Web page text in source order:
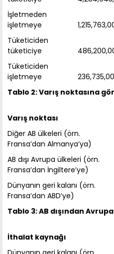
İşletmeden
işletmeye
Tüketiciden
tüketiciye
Tüketiciden
işletmeye
Tablo 2: Varış noktasına
Varış noktası
Diğer AB ülkeleri (örn.
Fransa’dan Almanya’ya)
AB dışı Avrupa ülkeleri (örn.
Fransa’dan İngiltere’ye)
Dünyanın geri kalanı (örn.
Fransa’dan ABD’ye)
Tablo 3: AB dışından
İthalat kaynağı